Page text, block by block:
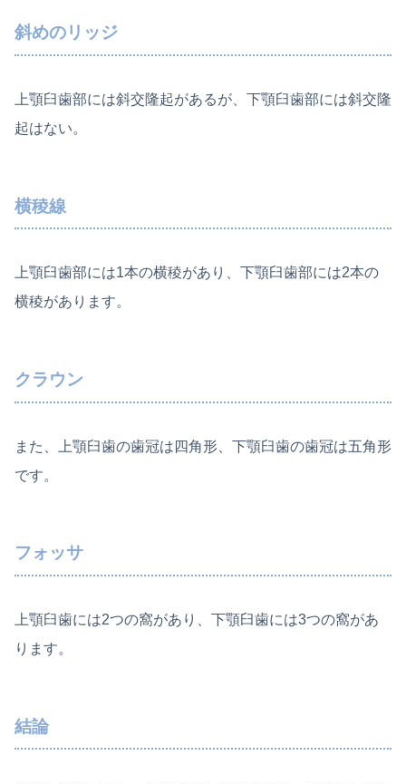
斜めのリッジ
上顎臼歯部には斜交隆起があるが、下顎臼歯部には斜交隆
起はない。
横稜線
上顎臼歯部には1本の横稜があり、下顎臼歯部には2本の
横稜があります。
クラウン
また、上顎臼歯の歯冠は四角形、下顎臼歯の歯冠は五角形
です。
フォッサ
上顎臼歯には2つの窩があり、下顎臼歯には3つの窩があ
ります。
結論